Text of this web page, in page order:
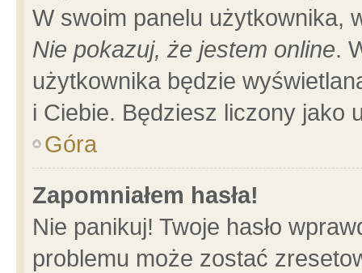
W swoim panelu użytkownika,
Nie pokazuj, że jestem online.
użytkownika będzie
i Ciebie. Będziesz liczony jako
Góra
Zapomniałem hasła!
Nie panikuj! Twoje hasło
problemu może zostać